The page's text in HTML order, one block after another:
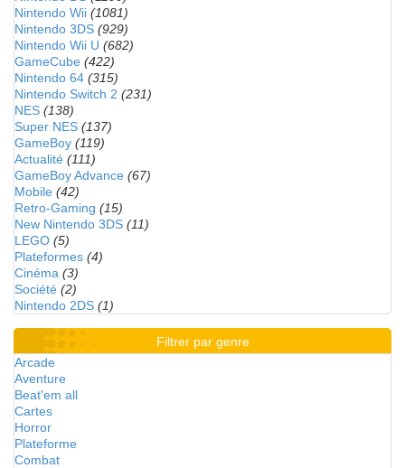
Nintendo Wii (1081)
Nintendo 3DS (929)
Nintendo Wii U (682)
GameCube (422)
Nintendo 64 (315)
Nintendo Switch 2 (231)
NES (138)
Super NES (137)
GameBoy (119)
Actualité (111)
GameBoy Advance (67)
Mobile (42)
Retro-Gaming (15)
New Nintendo 3DS (11)
LEGO (5)
Plateformes (4)
Cinéma (3)
Société (2)
Nintendo 2DS (1)
Filtrer par genre
Arcade
Aventure
Beat'em all
Cartes
Horror
Plateforme
Combat